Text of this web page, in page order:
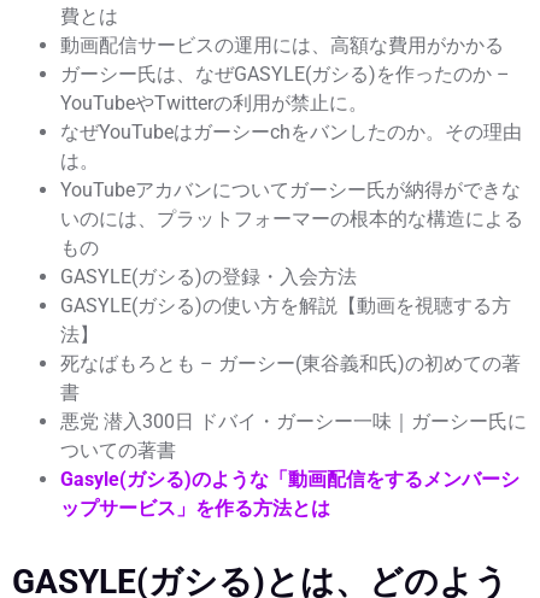
費とは
動画配信サービスの運用には、高額な費用がかかる
ガーシー氏は、なぜGASYLE(ガシる)を作ったのか –
YouTubeやTwitterの利用が禁止に。
なぜYouTubeはガーシーchをバンしたのか。その理由
は。
YouTubeアカバンについてガーシー氏が納得ができな
いのには、プラットフォーマーの根本的な構造による
もの
GASYLE(ガシる)の登録・入会方法
GASYLE(ガシる)の使い方を解説【動画を視聴する方
法】
死なばもろとも – ガーシー(東谷義和氏)の初めての著
書
悪党 潜入300日 ドバイ・ガーシー一味｜ガーシー氏に
ついての著書
Gasyle(ガシる)のような「動画配信をするメンバーシ
ップサービス」を作る方法とは
GASYLE(ガシる)とは、どのよう